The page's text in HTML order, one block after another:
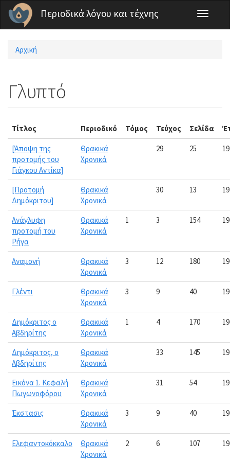
Παράκαμψη προς το κυρίως περιεχόμενο
Περιοδικά λόγου και τέχνης
Toggle
Είστε εδώ
Αρχική
Γλυπτό
Τίτλος Περιοδικό Τόμος Τεύχος Σελίδα
[Άποψη της
προτομής του
Γιάγκου Αντίκα]
Θρακικά
Χρονικά
29 25
[Προτομή
Δημόκριτου]
Θρακικά
Χρονικά
30 13
Ανάγλυφη
προτομή του
Ρήγα
Θρακικά
Χρονικά
1 3 154
Αναμονή
Θρακικά
Χρονικά
3 12 180
Γλέντι
Θρακικά
Χρονικά
3 9 40
Δημόκριτος ο
Αβδηρίτης
Θρακικά
Χρονικά
1 4 170
Δημόκριτος, ο
Αβδηρίτης
Θρακικά
Χρονικά
33 145
Εικόνα 1. Κεφαλή
Πωγωνοφόρου
Θρακικά
Χρονικά
31 54
Έκστασις
Θρακικά
Χρονικά
3 9 40
Ελεφαντοκόκκαλο
Θρακικά
Χρονικά
2 6 107